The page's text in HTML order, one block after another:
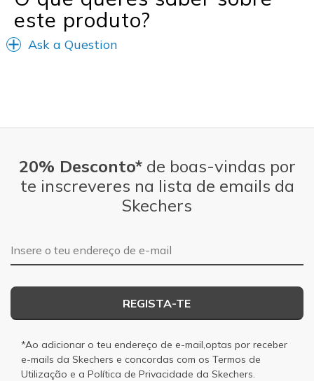
este produto?
Ask a Question
20% Desconto*de boas-vindas por
te inscreveres na lista de emails da
Skechers
Endereço de e-mail
REGISTA-TE
*Ao adicionar o teu endereço de e-mail,optas por receber
e-mails da Skechers e concordas com os Termos de
Utilização e a Política de Privacidade da Skechers.